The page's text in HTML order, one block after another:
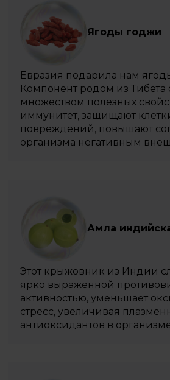
Ягоды годжи
Евразия подарила нам
Компонент родом из Тибета
множеством полезных
иммунитет, защищают
повреждений, повышают
организма негативным
Амла
Этот крыжовник из Индии
ярко выраженной
активностью, уменьшает
стресс, увеличивая
антиоксидантов в